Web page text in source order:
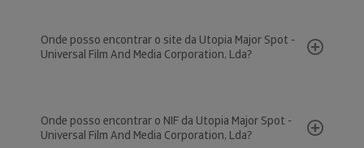
Onde posso encontrar o site da Utopia Major Spot -
Universal Film And Media Corporation, Lda?
Onde posso encontrar o NIF da Utopia Major Spot -
Universal Film And Media Corporation, Lda?